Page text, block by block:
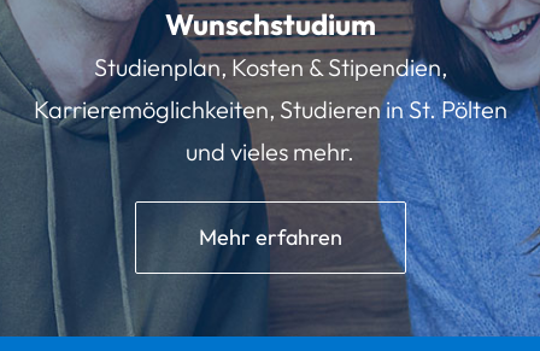
Wunschstudium
Studienplan, Kosten & Stipendien,
Karrieremöglichkeiten, Studieren in St. Pölten
und vieles mehr.
Mehr erfahren